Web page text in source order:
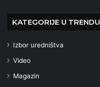
KATEGORIJE U TRENDU
Izbor uredništva
Video
Magazin